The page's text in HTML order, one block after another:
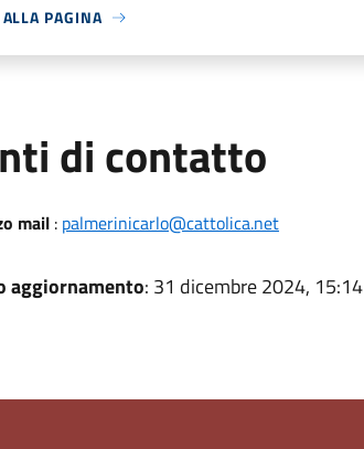
PAGINA
di contatto
mail: palmerinicarlo@cattolica.net
aggiornamento: 31 dicembre 2024, 15:14